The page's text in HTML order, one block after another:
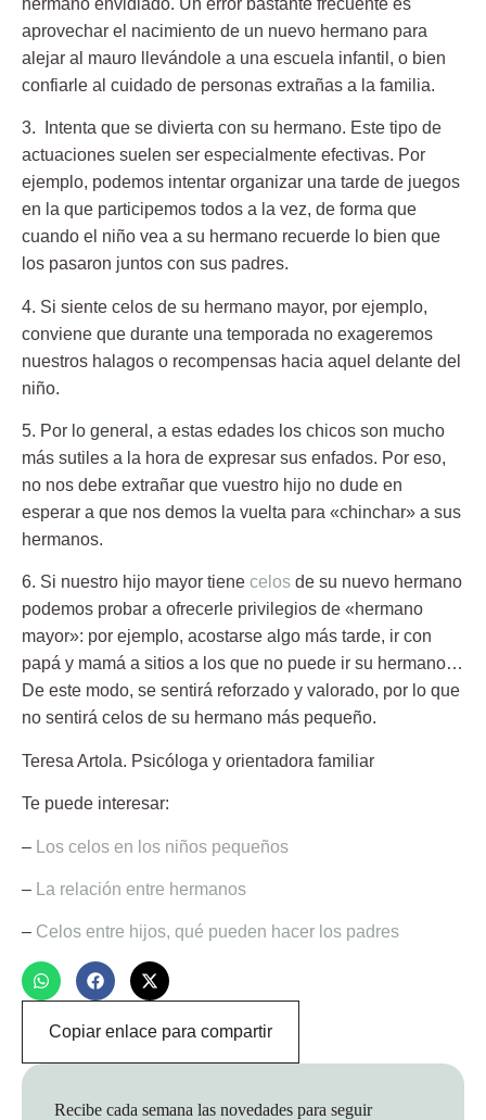
aprovechar el nacimiento de un nuevo hermano para
alejar al mauro llevándole a una escuela infantil, o bien
confiarle al cuidado de personas extrañas a la familia.
3. Intenta que se divierta con su hermano. Este tipo de
actuaciones suelen ser especialmente efectivas. Por
ejemplo, podemos intentar organizar una tarde de juegos
en la que participemos todos a la vez, de forma que
cuando el niño vea a su hermano recuerde lo bien que
los pasaron juntos con sus padres.
4. Si siente celos de su hermano mayor, por ejemplo,
conviene que durante una temporada no exageremos
nuestros halagos o recompensas hacia aquel delante del
niño.
5. Por lo general, a estas edades los chicos son mucho
más sutiles a la hora de expresar sus enfados. Por eso,
no nos debe extrañar que vuestro hijo no dude en
esperar a que nos demos la vuelta para «chinchar» a sus
hermanos.
6. Si nuestro hijo mayor tiene celos de su nuevo hermano
podemos probar a ofrecerle privilegios de «hermano
mayor»: por ejemplo, acostarse algo más tarde, ir con
papá y mamá a sitios a los que no puede ir su hermano…
De este modo, se sentirá reforzado y valorado, por lo que
no sentirá celos de su hermano más pequeño.
Teresa Artola. Psicóloga y orientadora familiar
Te puede interesar:
– Los celos en los niños pequeños
– La relación entre hermanos
– Celos entre hijos, qué pueden hacer los padres
Copiar enlace para compartir
Recibe cada semana las novedades para seguir